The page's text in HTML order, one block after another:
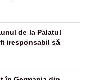
de la Palatul
iresponsabil să